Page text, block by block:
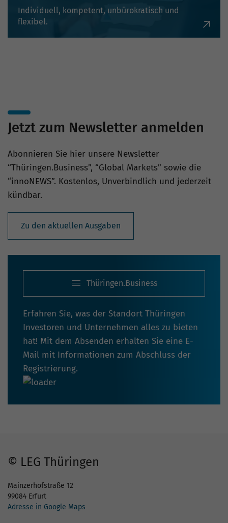
Individuell, kompetent, unbürokratisch und
flexibel.
Jetzt zum Newsletter anmelden
Abonnieren Sie hier unsere Newsletter
“Thüringen.Business”, “Global Markets” sowie die
“innoNEWS”. Kostenlos, Unverbindlich und jederzeit
kündbar.
Zu den aktuellen Ausgaben
Thüringen.Business
Erfahren Sie, was der Standort Thüringen
Investoren und Unternehmen alles zu bieten
hat! Mit dem Absenden erhalten Sie eine E-
Mail mit Informationen zum Abschluss der
Registrierung.
© LEG Thüringen
Mainzerhofstraße 12
99084 Erfurt
Adresse in Google Maps